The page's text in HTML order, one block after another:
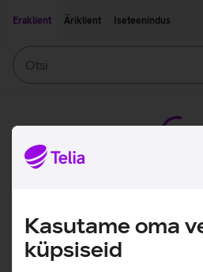
Kasutame oma
küpsiseid
Eraklient
Äriklient Iseteenindus